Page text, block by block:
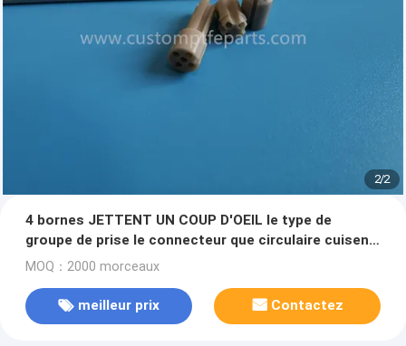
2/2
4 bornes JETTENT UN COUP D'OEIL le type de
groupe de prise le connecteur que circulaire cuisent
résistant à la vapeur
MOQ：2000 morceaux
meilleur prix Contactez